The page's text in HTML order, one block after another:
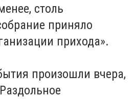
столь
приняло
прихода».
произошли вчера,